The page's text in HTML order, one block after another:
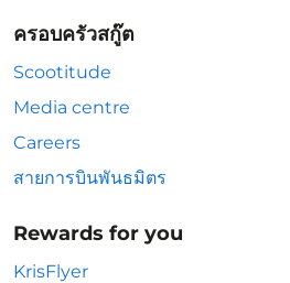
ครอบครัวสกู๊ต
Scootitude
Media centre
Careers
สายการบินพันธมิตร
Rewards for you
KrisFlyer